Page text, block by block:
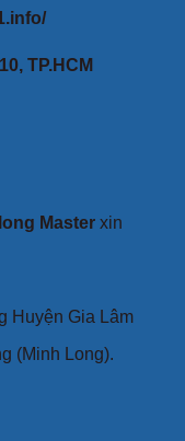
TP.HCM
Master xin
Huyện Gia Lâm
(Minh Long).